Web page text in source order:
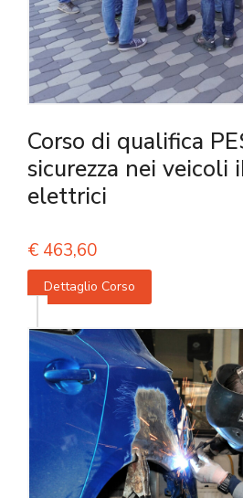
Corso di qualifica
sicurezza nei veicoli
elettrici
€ 463,60
Dettaglio Corso